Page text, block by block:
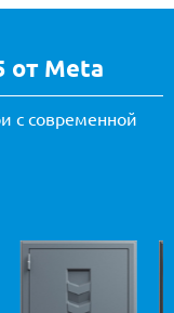
Meta
с современной